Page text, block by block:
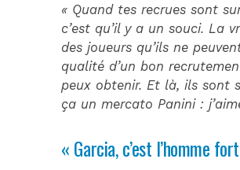
« Quand tes recrues sont
c’est qu’il y a un souci. La
des joueurs qu’ils ne
qualité d’un bon
peux obtenir. Et là, ils sont
ça un mercato Panini :
« Garcia, c’est l’homme